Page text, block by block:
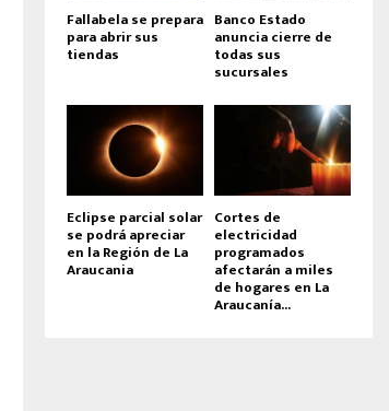
Fallabela se prepara
para abrir sus
tiendas
Banco Estado
anuncia cierre de
todas sus
sucursales
Eclipse parcial solar
se podrá apreciar
en la Región de La
Araucania
Cortes de
electricidad
programados
afectarán a miles
de hogares en La
Araucanía...